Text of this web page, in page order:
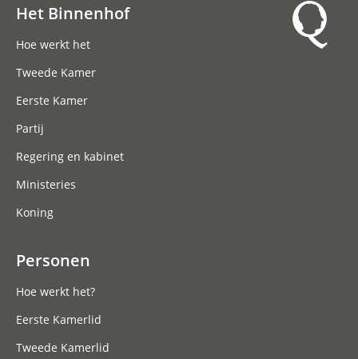
Het Binnenhof
Hoe werkt het
Tweede Kamer
Eerste Kamer
Partij
Regering en kabinet
Ministeries
Koning
Personen
Hoe werkt het?
Eerste Kamerlid
Tweede Kamerlid